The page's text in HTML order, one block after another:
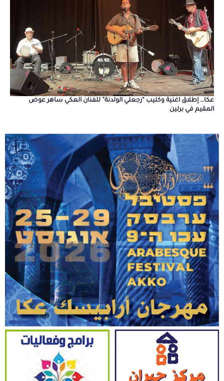
عكا… إطلاق اغنية وكليب “رجعلي الولدنة” للفنان العكي ساهر عوض
المقيم في برلين